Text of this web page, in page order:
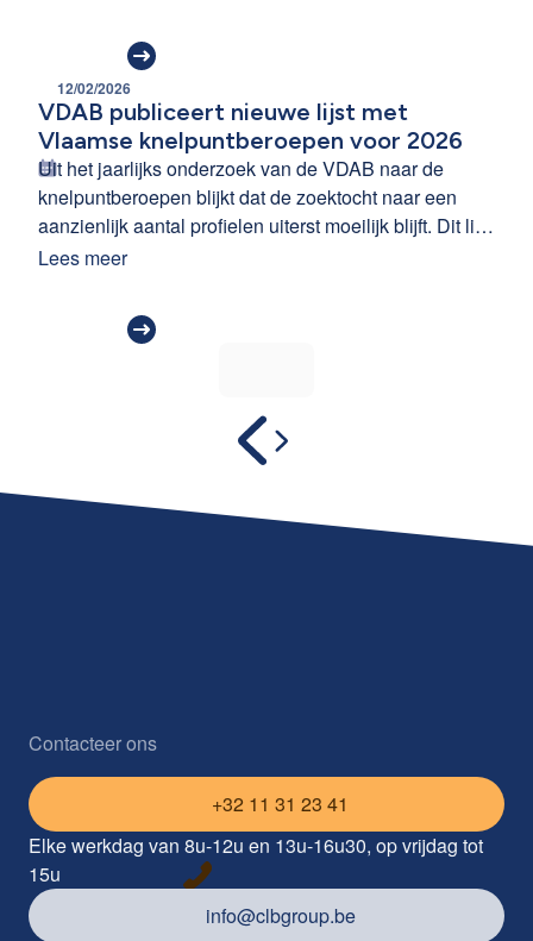
12/02/2026
VDAB publiceert nieuwe lijst met
Vlaamse knelpuntberoepen voor 2026
Uit het jaarlijks onderzoek van de VDAB naar de
knelpuntberoepen blijkt dat de zoektocht naar een
aanzienlijk aantal profielen uiterst moeilijk blijft. Dit ligt
niet altijd aan een tekort op de arbeidsmarkt. Vaak is
en de vereisten van de werkgevers.
Lees meer
Contacteer ons
+32 11 31 23 41
Elke werkdag van 8u-12u en 13u-16u30, op vrijdag tot
15u
info@clbgroup.be